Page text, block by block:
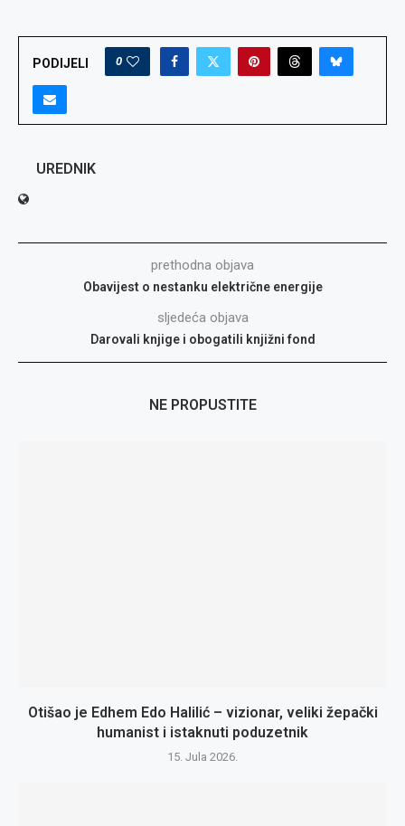
PODIJELI 0
UREDNIK
prethodna objava
Obavijest o nestanku električne energije
sljedeća objava
Darovali knjige i obogatili knjižni fond
NE PROPUSTITE
Otišao je Edhem Edo Halilić – vizionar, veliki žepački
humanist i istaknuti poduzetnik
15. Jula 2026.